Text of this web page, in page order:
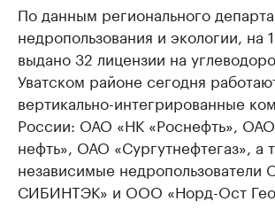
По данным регионального
недропользования и экологии, на
выдано 32 лицензии на
Уватском районе сегодня
вертикально-интегрированные
России: ОАО «НК «Роснефть»,
нефть», ОАО «Сургутнефтегаз», а
независимые
СИБИНТЭК» и ООО «Норд-Ост